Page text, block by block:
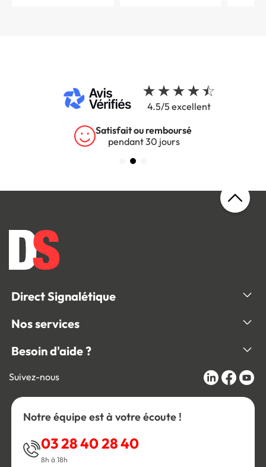
4.5/5 excellent
Garantie 5 ans
sur tous nos produits
Direct Signalétique
Nos services
Besoin d'aide ?
Suivez-nous
Notre équipe est à votre écoute !
03 28 40 28 40
8h à 18h